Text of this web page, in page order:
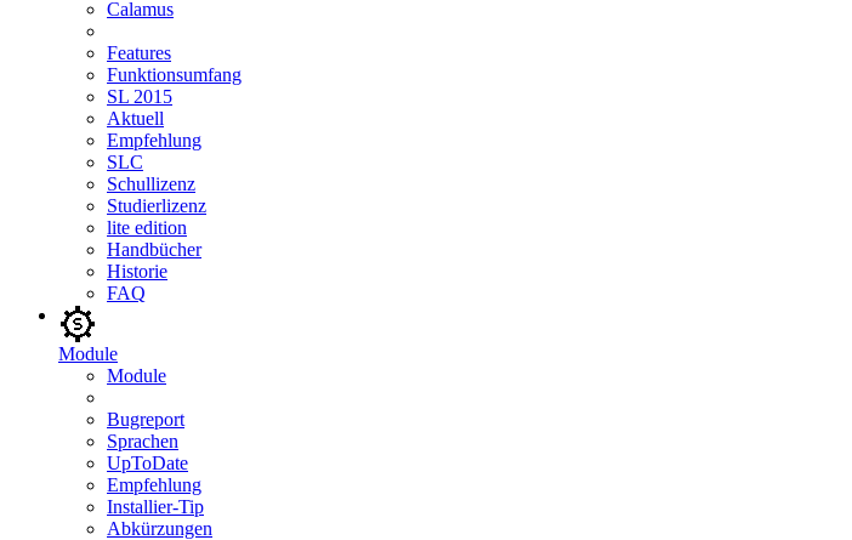
Calamus
Features
Funktionsumfang
SL 2015
Aktuell
Empfehlung
SLC
Schullizenz
Studierlizenz
lite edition
Handbücher
Historie
FAQ
Module
Module
Bugreport
Sprachen
UpToDate
Empfehlung
Installier-Tip
Abkürzungen